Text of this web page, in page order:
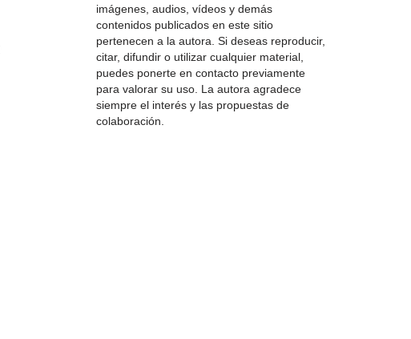
imágenes, audios, vídeos y demás
contenidos publicados en este sitio
pertenecen a la autora. Si deseas reproducir,
citar, difundir o utilizar cualquier material,
puedes ponerte en contacto previamente
para valorar su uso. La autora agradece
siempre el interés y las propuestas de
colaboración.